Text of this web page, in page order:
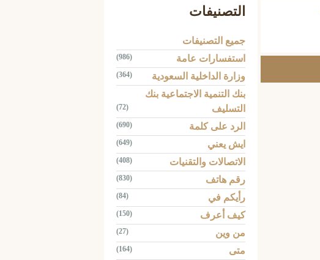
التصنيفات
جميع التصنيفات
استفسارات عامة
(986)
وزارة الداخلية السعودية (364)
بنك التنمية الاجتماعية بنك
التسليف
(72)
الرد على كلمة (690)
ايش يعني (649)
الاتصالات والتقنيات (408)
رقم هاتف (830)
رأيكم في (84)
كيف أعرف (150)
من وين (27)
متى (164)